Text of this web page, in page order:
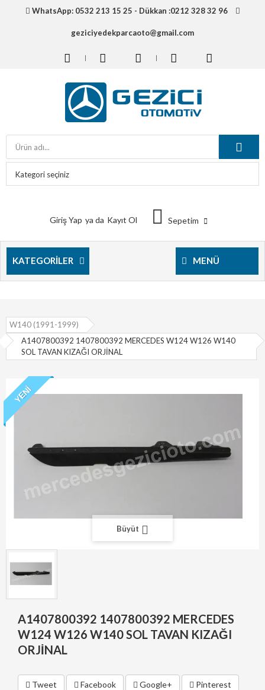
WhatsApp: 0532 213 15 25 - Dükkan :0212 328 32 96
geziciyedekparcaoto@gmail.com
Giriş Yap ya da Kayıt Ol Sepetim
KATEGORILER MENÜ
W140 (1991-1999)
A1407800392 1407800392 MERCEDES W124 W126 W140
SOL TAVAN KIZAĞI ORJİNAL
YENI
Büyüt
A1407800392 1407800392 MERCEDES
W124 W126 W140 SOL TAVAN KIZAĞI
ORJİNAL
Tweet Facebook Google+ Pinterest